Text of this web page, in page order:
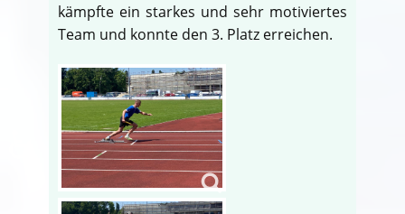
kämpfte ein starkes und sehr motiviertes
Team und konnte den 3. Platz erreichen.